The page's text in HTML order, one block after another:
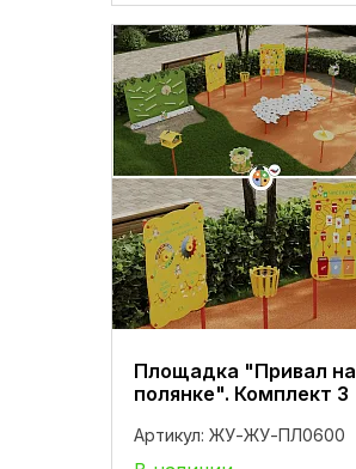
Площадка "Привал на
полянке". Комплект 3
Артикул: ЖУ-ЖУ-ПЛ0600